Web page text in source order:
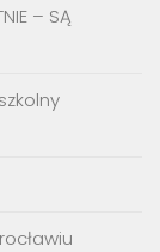
– SĄ